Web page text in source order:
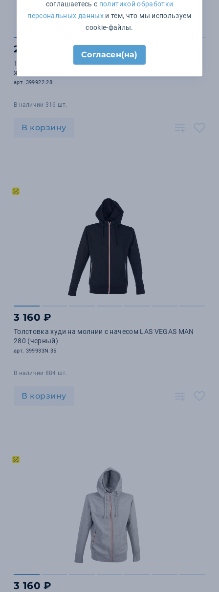
2 084 ₽
Толстовка флисовая COPENHAGEN 185 (неоновый
желтый)
арт. 399922.28
В наличии 316 шт.
В корзину
3 160 ₽
Толстовка худи на молнии с начесом LAS VEGAS MAN
280 (черный)
арт. 399933N.35
В наличии 884 шт.
В корзину
3 160 ₽
соглашаетесь с политикой обработки
персональных данныхи тем, что мы используем
cookie-файлы.
Согласен(на)